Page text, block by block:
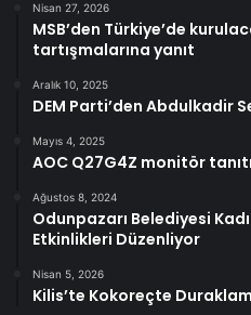
Nisan 27, 2026
MSB’den Türkiye’de
tartışmalarına yanıt
Aralık 10, 2025
DEM Parti’den Abdulkadir
Mayıs 4, 2025
AOC Q27G4Z monitör
Ağustos 8, 2024
Odunpazarı Belediyesi
Etkinlikleri Düzenliyor
Nisan 5, 2026
Kilis’te Kokoreçte